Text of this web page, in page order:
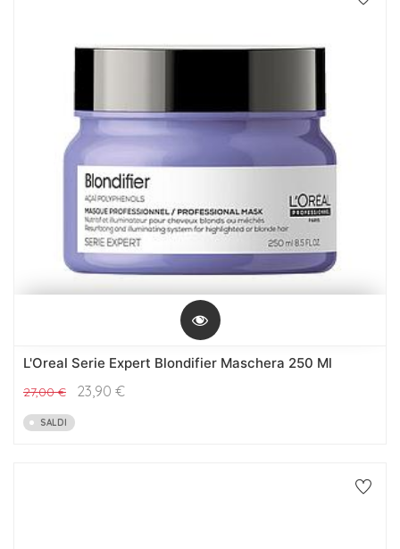
L'Oreal Serie Expert Blondifier Maschera 250 Ml
27,00€ 23,90 €
SALDI